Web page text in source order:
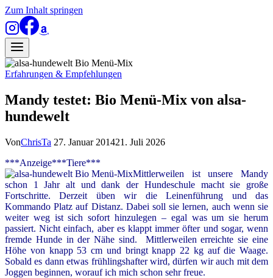
Zum Inhalt springen
Erfahrungen & Empfehlungen
Mandy testet: Bio Menü-Mix von alsa-
hundewelt
VonChrisTa 27. Januar 201421. Juli 2026
***Anzeige***Tiere***
Mittlerweilen ist unsere Mandy
schon 1 Jahr alt und dank der Hundeschule macht sie große
Fortschritte. Derzeit üben wir die Leinenführung und das
Kommando Platz auf Distanz. Dabei soll sie lernen, auch wenn sie
weiter weg ist sich sofort hinzulegen – egal was um sie herum
passiert. Nicht einfach, aber es klappt immer öfter und sogar, wenn
fremde Hunde in der Nähe sind. Mittlerweilen erreichte sie eine
Höhe von knapp 53 cm und bringt knapp 22 kg auf die Waage.
Sobald es dann etwas frühlingshafter wird, dürfen wir auch mit dem
Joggen beginnen, worauf ich mich schon sehr freue.